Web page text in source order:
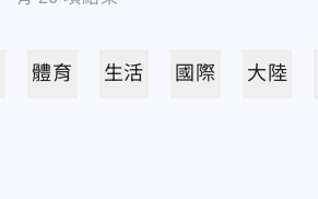
體育 生活 國際 大陸